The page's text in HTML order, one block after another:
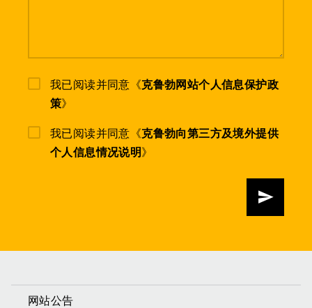
我已阅读并同意《克鲁勃网站个人信息保护政
策》
我已阅读并同意《克鲁勃向第三方及境外提供
个人信息情况说明》
发送
网站公告